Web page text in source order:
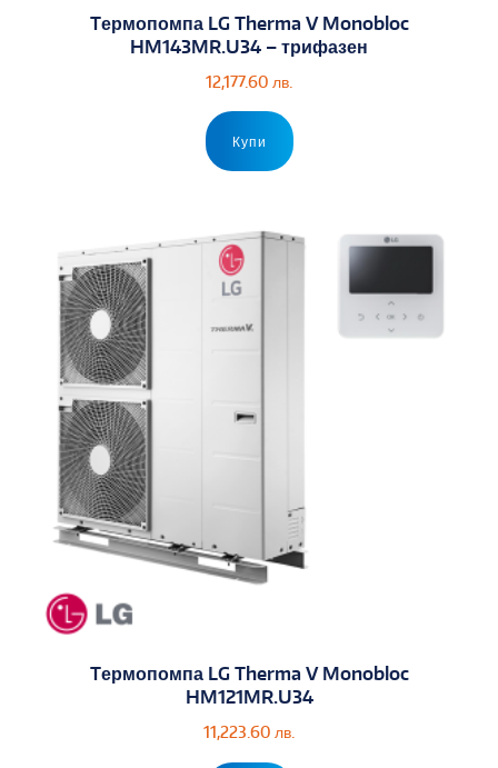
Tермопомпа LG Therma V Monobloc
HM143MR.U34 – трифазен
12,177.60 лв.
Купи
Tермопомпа LG Therma V Monobloc
HM121MR.U34
11,223.60 лв.